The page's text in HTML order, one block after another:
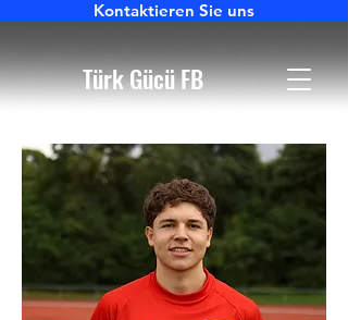
Türk Gücü FB
Kontaktieren Sie uns